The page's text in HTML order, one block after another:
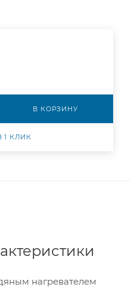
В КОРЗИНУ
1 КЛИК
нагревателем